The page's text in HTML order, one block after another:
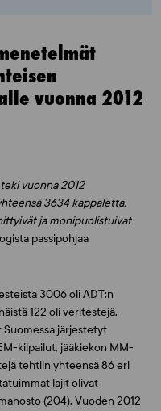
vuonna 2012
vuonna 2012
3634 kappaletta.
ja monipuolistuivat
passipohjaa
3006 oli ADT:n
122 oli veritestejä.
Suomessa järjestetyt
kilpailut, jääkiekon MM-
tehtiin yhteensä 86 eri
lajit olivat
(204). Vuoden 2012